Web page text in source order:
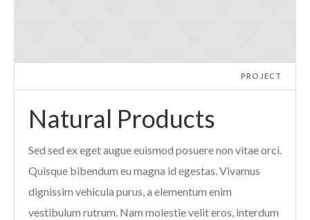
PROJECT
Natural Products
Sed sed ex eget augue euismod posuere non vitae orci.
Quisque bibendum eu magna id egestas. Vivamus
dignissim vehicula purus, a elementum enim
vestibulum rutrum. Nam molestie velit eros, interdum